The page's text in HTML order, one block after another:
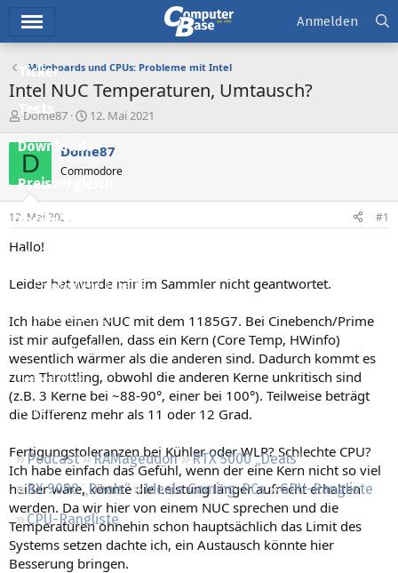
Ticker
Tests
Downloads
Preisvergleich
Forum
Aktuelles
Empfohlene Inhalte
Neue Beiträge
Neueste Aktivitäten
Leserartikel
Regeln
Podcast RAMageddon
RTX 5000 „Deals“
RX 9000 „Deals“
Ideale Gaming-PCs
GPU-Rangliste
CPU-Rangliste
Anmelden
Mainboards und CPUs: Probleme mit Intel
Intel NUC Temperaturen, Umtausch?
E
s
e
e
r
Dome87
E
s
e
t
12. Mai 2021
D Dome87
Commodore
12. Mai 2021 #1
Hallo!
Leider hat wurde mir im Sammler nicht geantwortet.
Ich habe einen NUC mit dem 1185G7. Bei Cinebench/Prime
ist mir aufgefallen, dass ein Kern (Core Temp, HWinfo)
wesentlich wärmer als die anderen sind. Dadurch kommt es
zum Throttling, obwohl die anderen Kerne unkritisch sind
(z.B. 3 Kerne bei ~88-90°, einer bei 100°). Teilweise beträgt
die Differenz mehr als 11 oder 12 Grad.
Fertigungstoleranzen bei Kühler oder WLP? Schlechte CPU?
Ich habe einfach das Gefühl, wenn der eine Kern nicht so viel
heißer wäre, könnte die Leistung länger aufrecht erhalten
werden. Da wir hier von einem NUC sprechen und die
Temperaturen ohnehin schon hauptsächlich das Limit des
Systems setzen dachte ich, ein Austausch könnte hier
Besserung bringen.